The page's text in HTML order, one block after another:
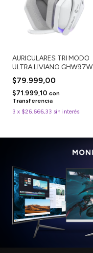
AURICULARES TRI MODO
ULTRA LIVIANO GHW97W
$79.999,00
$71.999,10 con
Transferencia
3 x $26.666,33 sin interés